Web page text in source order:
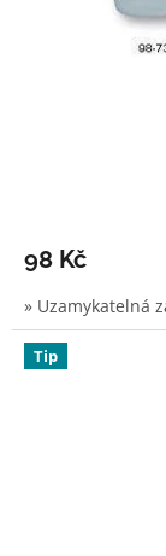
98 Kč
» Uzamykatelná
Tip